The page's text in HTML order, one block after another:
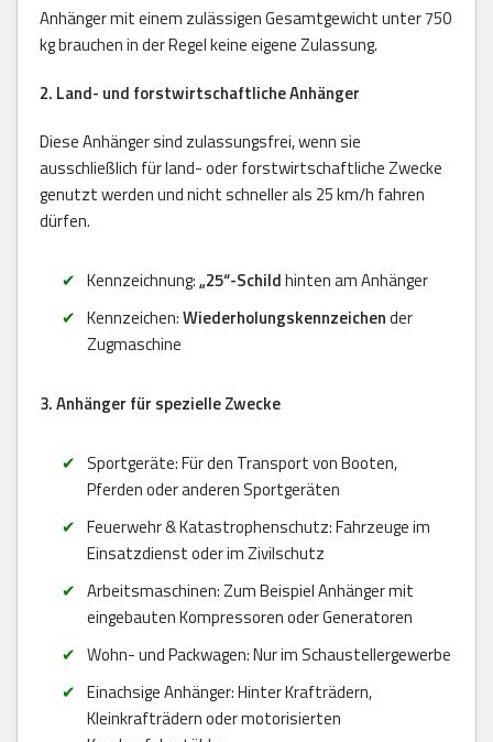
Anhänger mit einem zulässigen Gesamtgewicht unter 750
kg brauchen in der Regel keine eigene Zulassung.
2. Land- und forstwirtschaftliche Anhänger
Diese Anhänger sind zulassungsfrei, wenn sie
ausschließlich für land- oder forstwirtschaftliche Zwecke
genutzt werden und nicht schneller als 25 km/h fahren
dürfen.
Kennzeichnung:„25“-Schildhinten am Anhänger
Kennzeichen:Wiederholungskennzeichender
Zugmaschine
3. Anhänger für spezielle Zwecke
Sportgeräte: Für den Transport von Booten,
Pferden oder anderen Sportgeräten
Feuerwehr & Katastrophenschutz: Fahrzeuge im
Einsatzdienst oder im Zivilschutz
Arbeitsmaschinen: Zum Beispiel Anhänger mit
eingebauten Kompressoren oder Generatoren
Wohn- und Packwagen: Nur im Schaustellergewerbe
Einachsige Anhänger: Hinter Krafträdern,
Kleinkrafträdern oder motorisierten